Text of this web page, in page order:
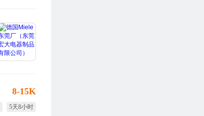
8-15K
5天8小时